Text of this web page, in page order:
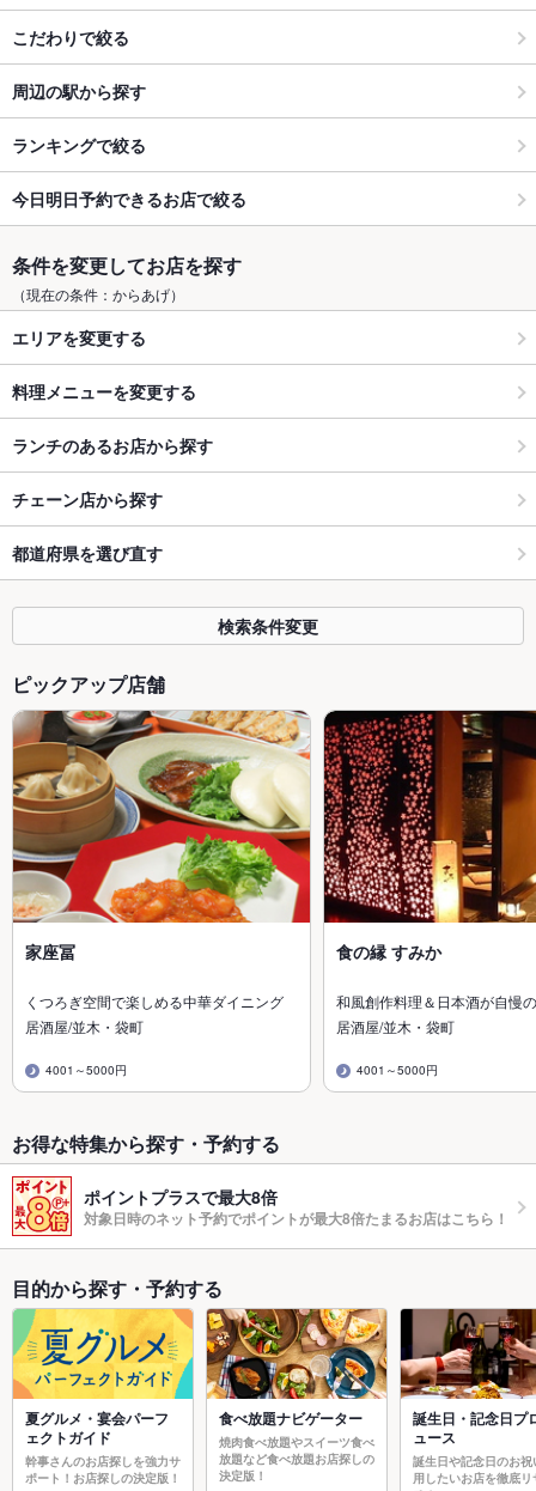
こだわりで絞る
周辺の駅から探す
ランキングで絞る
今日明日予約できるお店で絞る
条件を変更してお店を探す
（現在の条件：からあげ）
エリアを変更する
料理メニューを変更する
ランチのあるお店から探す
チェーン店から探す
都道府県を選び直す
検索条件変更
ピックアップ店舗
家座冨
くつろぎ空間で楽しめる中華ダイニング
居酒屋/並木・袋町
4001～5000円
食の縁 すみか
和風創作料理＆日本酒が自慢
居酒屋/並木・袋町
4001～5000円
お得な特集から探す・予約する
ポイントプラスで最大8倍
対象日時のネット予約でポイントが最大8倍たまるお店はこちら！
目的から探す・予約する
夏グルメ・宴会パーフ
ェクトガイド
幹事さんのお店探しを強力サ
ポート！お店探しの決定版！
食べ放題ナビゲーター
焼肉食べ放題やスイーツ食べ
放題など食べ放題お店探しの
決定版！
誕生日・記念日プ
ュース
誕生日や記念日のお祝
用したいお店を徹底リ